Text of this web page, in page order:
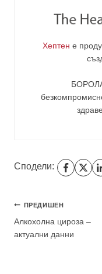
Хептен е
Сподели:
Навигация
ПРЕДИШЕН
Алкохолна цироза –
актуални данни